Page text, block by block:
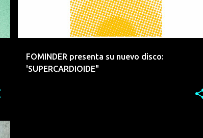
FOMINDER presenta su nuevo disco:
'SUPERCARDIOIDE"